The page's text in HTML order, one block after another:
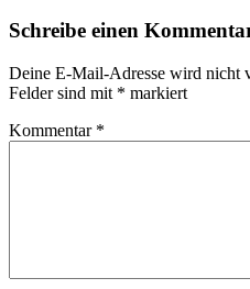
Schreibe einen
Deine E-Mail-Adresse wird nicht
Felder sind mit * markiert
Kommentar *